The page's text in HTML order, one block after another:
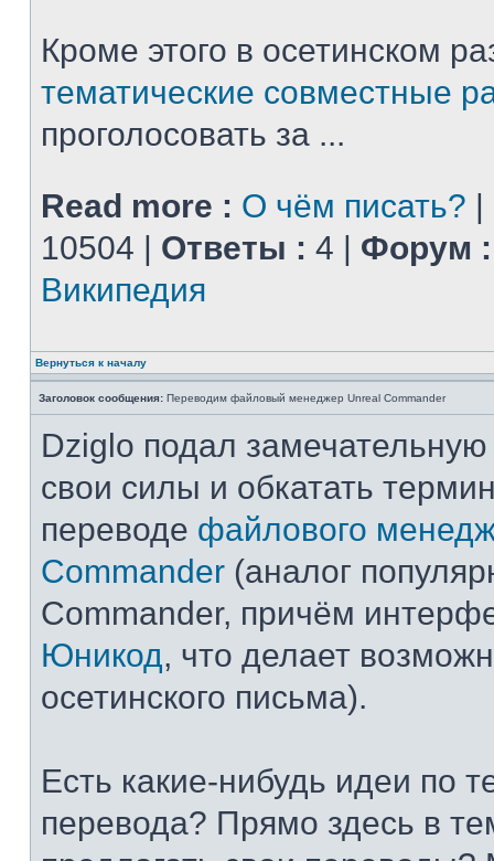
Кроме этого в осетинском
тематические совместные
проголосовать за ...
Read more : О чём писать? |
10504 | Ответы : 4 | Форум :
Википедия
Вернуться к началу
Заголовок сообщения: Переводим файловый менеджер Unreal Commander
Dziglo подал
свои силы и обкатать
переводе файлового
Commander (аналог
Commander, причём
Юникод, что делает
осетинского письма).
Есть какие-нибудь идеи по
перевода? Прямо здесь в